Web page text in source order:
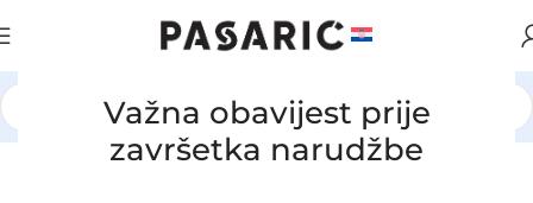
Važna obavijest prije
završetka narudžbe
AUTOMOBILI / FIAT